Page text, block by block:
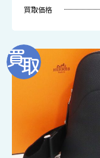
買取価格